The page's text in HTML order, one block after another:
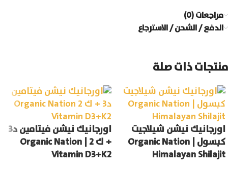
مراجعات (0)
الدفع / الشحن / الاسترجاع
منتجات ذات صلة
اورجانيك نيشن شيلاجيت
كبسول | Organic Nation
Himalayan Shilajit
اورجانيك نيشن فيتامين د3
+ ك 2 | Organic Nation
Vitamin D3+K2